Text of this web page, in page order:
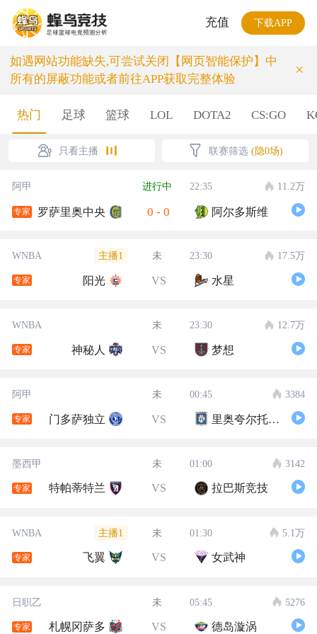
充值 下载APP
如遇网站功能缺失,可尝试关闭【网页智能保护】中
所有的屏蔽功能或者前往APP获取完整体验
×
热门 足球 篮球 LOL DOTA2 CS:GO
只看主播 联赛筛选 (隐0场)
阿甲 进行中 22:35 11.2万
专家 罗萨里奥中央 0 - 0 阿尔多斯维
WNBA 主播1 未 23:30 17.5万
专家 阳光 VS 水星
WNBA 未 23:30 12.7万
专家 神秘人 VS 梦想
阿甲 未 00:45 3384
专家 门多萨独立 VS 里奥夸尔托学生队
墨西甲 未 01:00 3142
专家 特帕蒂特兰 VS 拉巴斯竞技
WNBA 主播1 未 01:30 5.1万
专家 飞翼 VS 女武神
日职乙 未 05:45 5276
专家 札幌冈萨多 VS 德岛漩涡